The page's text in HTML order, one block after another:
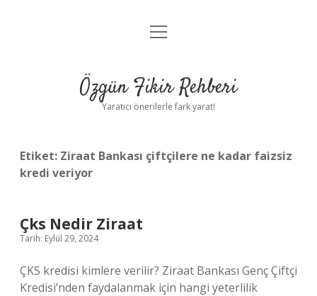
Gizlilik Politikası
Yasal Uyarı
menüyü
Özgün Fikir Rehberi
Yaratıcı önerilerle fark yarat!
Etiket: Ziraat Bankası çiftçilere ne kadar faizsiz
kredi veriyor
Çks Nedir Ziraat
Tarih: Eylül 29, 2024
ÇKS kredisi kimlere verilir? Ziraat Bankası Genç Çiftçi
Kredisi’nden faydalanmak için hangi yeterlilik